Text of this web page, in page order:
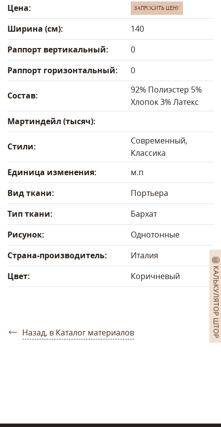
КАЛЬКУЛЯТОР ШТОР
Цена: ЗАПРОСИТЬ ЦЕНУ
Ширина (см):
140
Раппорт вертикальный:
0
Раппорт горизонтальный:
0
Состав:
92% Полиэстер 5%
Хлопок 3% Латекс
Мартиндейл (тысяч):
Стили:
Современный,
Классика
Единица изменения:
м.п
Вид ткани:
Портьера
Тип ткани:
Бархат
Рисунок:
Однотонные
Страна-производитель:
Италия
Цвет:
Коричневый
Назад, в Каталог материалов